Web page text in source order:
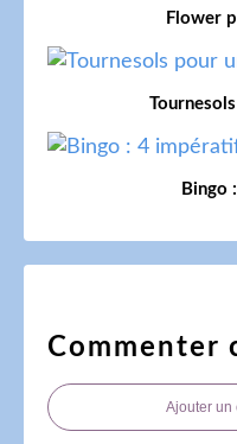
Flower
Bingo
Commenter
Ajouter un